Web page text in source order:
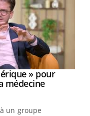
» pour
médecine
un groupe